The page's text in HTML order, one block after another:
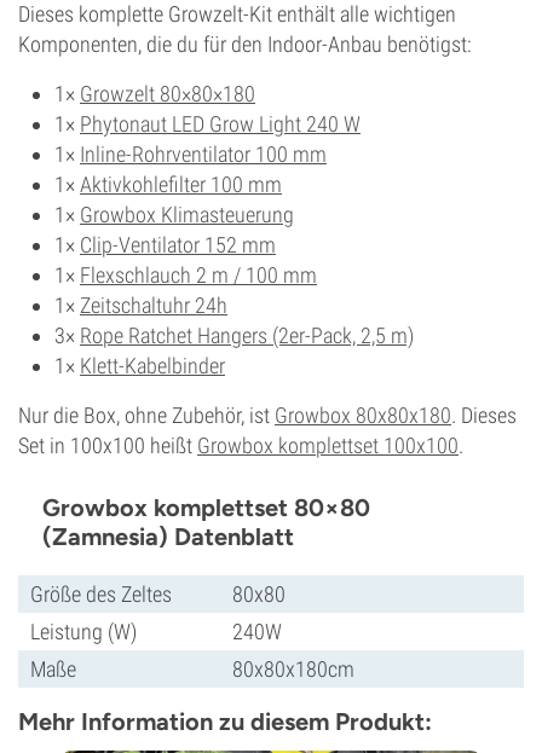
Dieses komplette Growzelt-Kit enthält alle wichtigen
Komponenten, die du für den Indoor-Anbau benötigst:
1× Growzelt 80×80×180
1× Phytonaut LED Grow Light 240 W
1× Inline-Rohrventilator 100 mm
1×Aktivkohlefilter 100 mm
1× Growbox Klimasteuerung
1× Clip-Ventilator 152 mm
1× Flexschlauch 2 m / 100 mm
1× Zeitschaltuhr 24h
3× Rope Ratchet Hangers (2er-Pack, 2,5 m)
1× Klett-Kabelbinder
Nur die Box, ohne Zubehör, ist Growbox 80x80x180. Dieses
Set in 100x100 heißt Growbox komplettset 100x100.
Growbox komplettset 80×80
(Zamnesia) Datenblatt
Größe des Zeltes
80x80
Leistung (W)
240W
Maße
80x80x180cm
Mehr Information zu diesem Produkt: